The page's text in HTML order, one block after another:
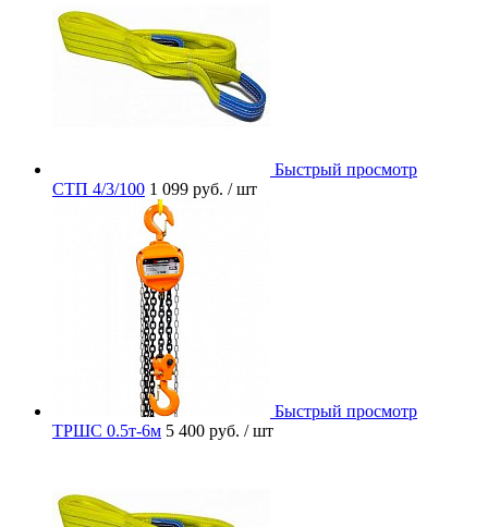
Быстрый просмотр
СТП 4/3/100 1 099 руб. / шт
Быстрый просмотр
ТРШС 0.5т-6м 5 400 руб. / шт